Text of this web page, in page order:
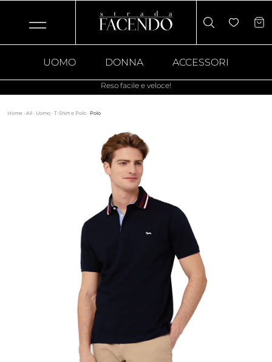
UOMO DONNA ACCESSORI
Reso facile e veloce!
Home · All · Uomo · T-Shirt e Polo · Polo